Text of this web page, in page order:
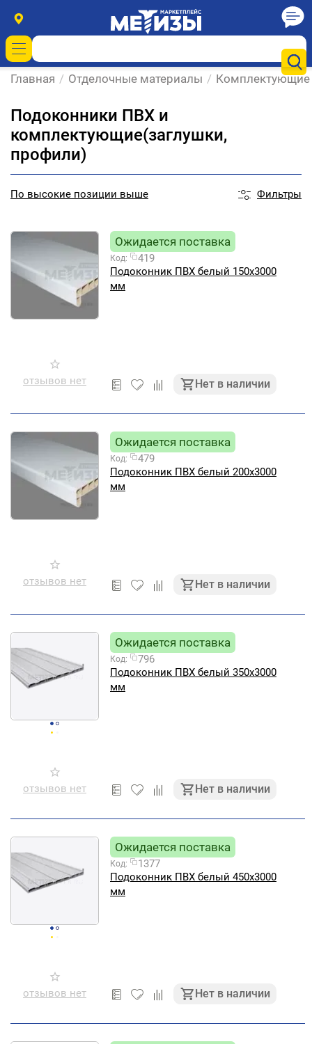
Главная / Отделочные материалы / Комплектующие
Подоконники ПВХ и
комплектующие(заглушки,
профили)
По высокие позиции выше Фильтры
отзывов нет
Ожидается поставка
Код:
419
Подоконник ПВХ белый 150х3000
мм
Нет в наличии
отзывов нет
Ожидается поставка
Код:
479
Подоконник ПВХ белый 200х3000
мм
Нет в наличии
отзывов нет
Ожидается поставка
Код:
796
Подоконник ПВХ белый 350х3000
мм
Нет в наличии
отзывов нет
Ожидается поставка
Код:
1377
Подоконник ПВХ белый 450х3000
мм
Нет в наличии